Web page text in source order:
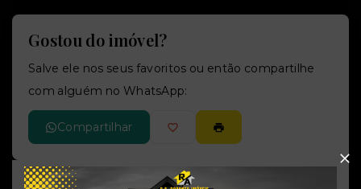
Gostou do imóvel?
Salve ele nos seus favoritos ou então compartilhe
com alguém no WhatsApp:
Compartilhar